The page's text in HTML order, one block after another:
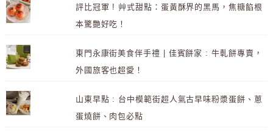
評比冠軍 ! 艸式甜點：蛋黃酥界的黑馬，焦糖餡根
本驚艷好吃！
東門永康街美食伴手禮 | 佳賓餅家 : 牛軋餅專賣，
外國旅客也超愛！
山東早點 : 台中模範街超人氣古早味粉漿蛋餅、蔥
蛋燒餅、肉包必點